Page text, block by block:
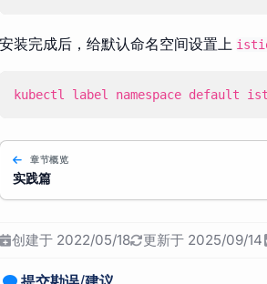
安装完成后，给默认命名空间设置上
kubectl label namespace default
章节概览
实践篇
创建于 2022/05/18 更新于 2025/09/14